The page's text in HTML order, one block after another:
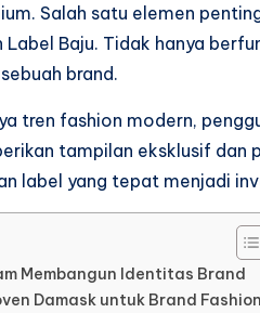
Salah satu elemen
Baju. Tidak hanya
brand.
tren fashion modern,
tampilan eksklusif dan
label yang tepat menjadi
Membangun Identitas Brand
Damask untuk Brand Fashion